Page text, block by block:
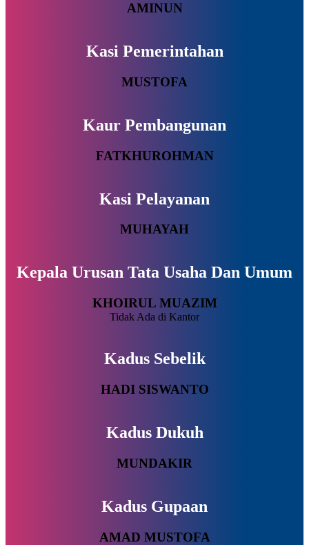
AMINUN
Kasi Pemerintahan
MUSTOFA
Kaur Pembangunan
FATKHUROHMAN
Kasi Pelayanan
MUHAYAH
Kepala Urusan Tata Usaha Dan Umum
KHOIRUL MUAZIM
Tidak Ada di Kantor
Kadus Sebelik
HADI SISWANTO
Kadus Dukuh
MUNDAKIR
Kadus Gupaan
AMAD MUSTOFA